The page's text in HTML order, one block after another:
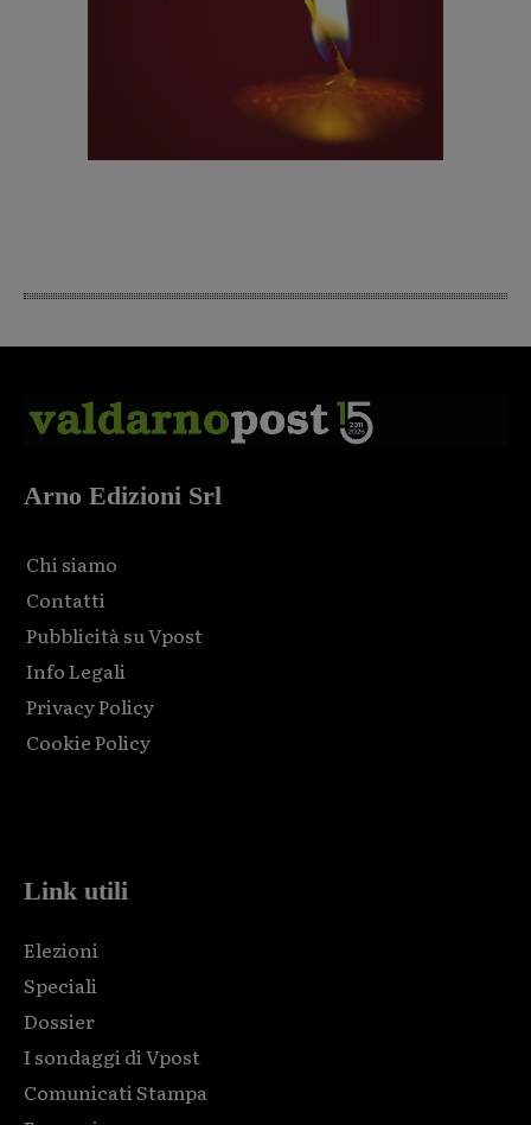
Arno Edizioni Srl
Chi siamo
Contatti
Pubblicità su Vpost
Info Legali
Privacy Policy
Cookie Policy
Link utili
Elezioni
Speciali
Dossier
I sondaggi di Vpost
Comunicati Stampa